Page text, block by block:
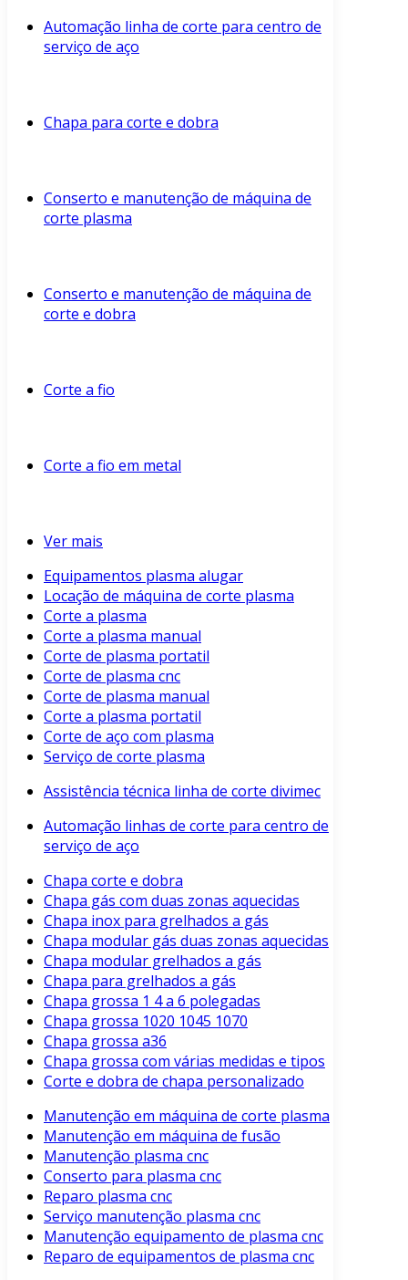
Automação linha de corte para centro de
serviço de aço
Chapa para corte e dobra
Conserto e manutenção de máquina de
corte plasma
Conserto e manutenção de máquina de
corte e dobra
Corte a fio
Corte a fio em metal
Ver mais
Equipamentos plasma alugar
Locação de máquina de corte plasma
Corte a plasma
Corte a plasma manual
Corte de plasma portatil
Corte de plasma cnc
Corte de plasma manual
Corte a plasma portatil
Corte de aço com plasma
Serviço de corte plasma
Assistência técnica linha de corte divimec
Automação linhas de corte para centro de
serviço de aço
Chapa corte e dobra
Chapa gás com duas zonas aquecidas
Chapa inox para grelhados a gás
Chapa modular gás duas zonas aquecidas
Chapa modular grelhados a gás
Chapa para grelhados a gás
Chapa grossa 1 4 a 6 polegadas
Chapa grossa 1020 1045 1070
Chapa grossa a36
Chapa grossa com várias medidas e tipos
Corte e dobra de chapa personalizado
Manutenção em máquina de corte plasma
Manutenção em máquina de fusão
Manutenção plasma cnc
Conserto para plasma cnc
Reparo plasma cnc
Serviço manutenção plasma cnc
Manutenção equipamento de plasma cnc
Reparo de equipamentos de plasma cnc